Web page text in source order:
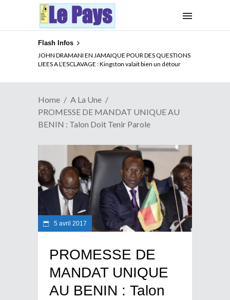
Flash Infos
JOHN DRAMANI EN JAMAIQUE POUR DES QUESTIONS
LIEES A L’ESCLAVAGE : Kingston valait bien un détour
ELECTION DE TALON A LA TETE DU SENAT BENINOIS :
Quand Patrice quitte le pouvoir sans partir !
Home
A La Une
PROMESSE DE MANDAT UNIQUE AU
BENIN : Talon Doit Tenir Parole
5 avril 2017
PROMESSE DE
MANDAT UNIQUE
AU BENIN : Talon